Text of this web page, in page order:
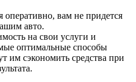
оперативно, вам не придется
авто.
на свои услуги и
оптимальные способы
им сэкономить средства при